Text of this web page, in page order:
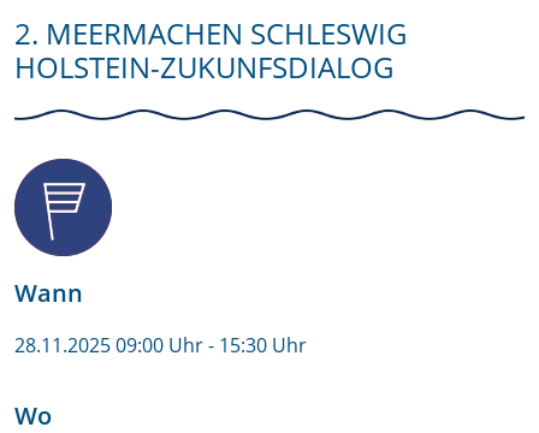
2. MEERMACHEN SCHLESWIG
HOLSTEIN-ZUKUNFSDIALOG
Wann
28.11.2025 09:00 Uhr- 15:30 Uhr
Wo